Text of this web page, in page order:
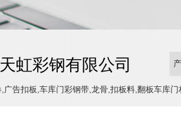
虹彩钢有限公司
广告扣板,车库门彩钢带,龙骨,扣板料,翻板车库